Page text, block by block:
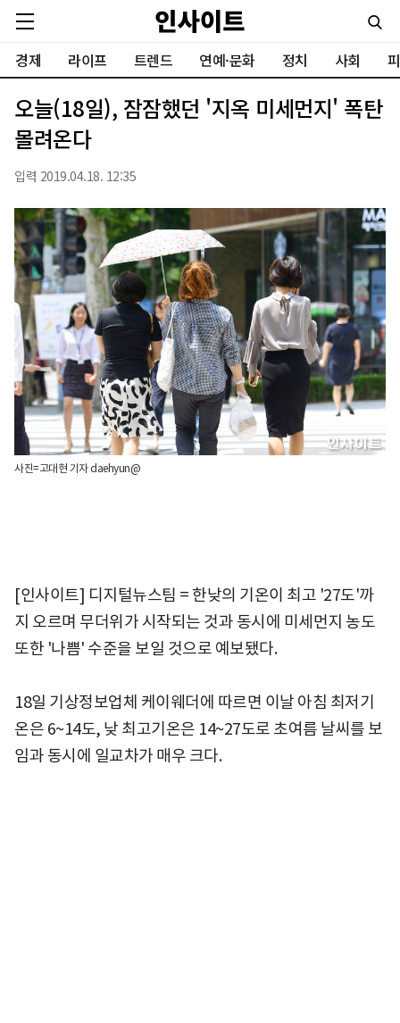
경제 라이프 트렌드 연예·문화 정치 사회
오늘(18일), 잠잠했던 '지옥 미세먼지' 폭탄
몰려온다
입력 2019.04.18. 12:35
사진=고대현 기자 daehyun@
[인사이트] 디지털뉴스팀 = 한낮의 기온이 최고 '27도'까
지 오르며 무더위가 시작되는 것과 동시에 미세먼지 농도
또한 '나쁨' 수준을 보일 것으로 예보됐다.
18일 기상정보업체 케이웨더에 따르면 이날 아침 최저기
온은 6~14도, 낮 최고기온은 14~27도로 초여름 날씨를 보
임과 동시에 일교차가 매우 크다.